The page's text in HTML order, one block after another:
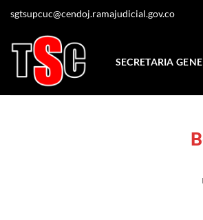
sgtsupcuc@cendoj.ramajudicial.gov.co
SECRETARIA